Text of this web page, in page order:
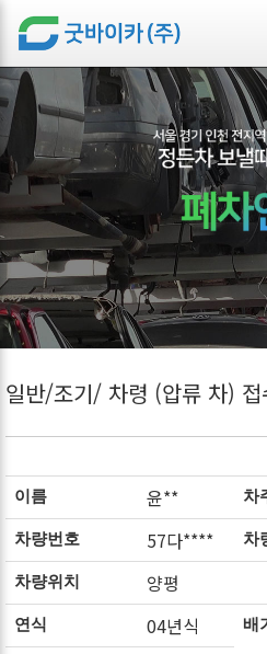
본문 바로가기
일반/조기/ 차령 (압류 차) 접
이름 윤** 차
차량번호 57다**** 차
차량위치 양평
연식 04년식 배